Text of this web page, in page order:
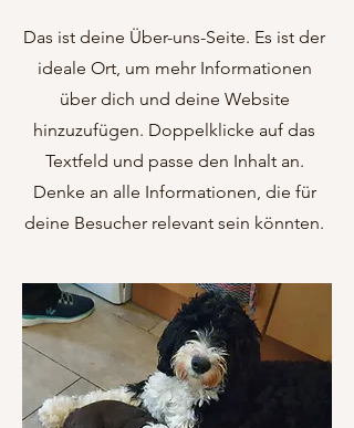
Das ist deine Über-uns-Seite. Es ist der
ideale Ort, um mehr Informationen
über dich und deine Website
hinzuzufügen. Doppelklicke auf das
Textfeld und passe den Inhalt an.
Denke an alle Informationen, die für
deine Besucher relevant sein könnten.